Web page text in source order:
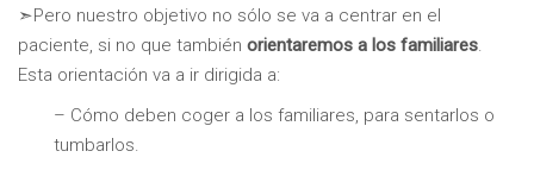
➣Pero nuestro objetivo no sólo se va a centrar en el
paciente, si no que también orientaremos a los familiares.
Esta orientación va a ir dirigida a:
– Cómo deben coger a los familiares, para sentarlos o
tumbarlos.